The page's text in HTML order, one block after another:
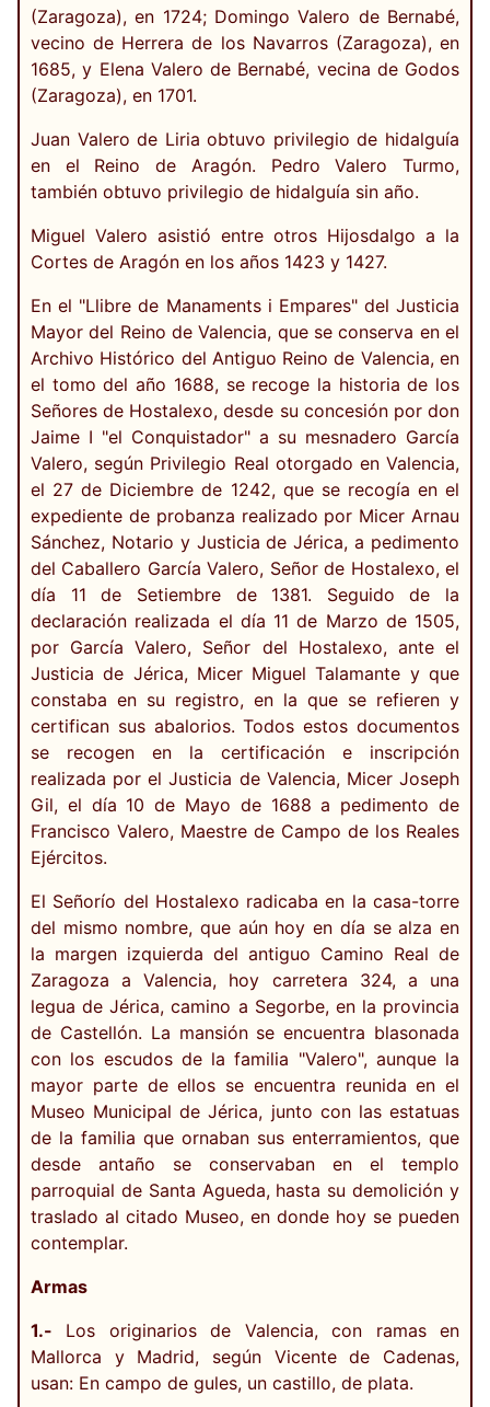
(Zaragoza), en 1724; Domingo Valero de Bernabé,
vecino de Herrera de los Navarros (Zaragoza), en
1685, y Elena Valero de Bernabé, vecina de Godos
(Zaragoza), en 1701.
Juan Valero de Liria obtuvo privilegio de hidalguía
en el Reino de Aragón. Pedro Valero Turmo,
también obtuvo privilegio de hidalguía sin año.
Miguel Valero asistió entre otros Hijosdalgo a la
Cortes de Aragón en los años 1423 y 1427.
En el "Llibre de Manaments i Empares" del Justicia
Mayor del Reino de Valencia, que se conserva en el
Archivo Histórico del Antiguo Reino de Valencia, en
el tomo del año 1688, se recoge la historia de los
Señores de Hostalexo, desde su concesión por don
Jaime I "el Conquistador" a su mesnadero García
Valero, según Privilegio Real otorgado en Valencia,
el 27 de Diciembre de 1242, que se recogía en el
expediente de probanza realizado por Micer Arnau
Sánchez, Notario y Justicia de Jérica, a pedimento
del Caballero García Valero, Señor de Hostalexo, el
día 11 de Setiembre de 1381. Seguido de la
declaración realizada el día 11 de Marzo de 1505,
por García Valero, Señor del Hostalexo, ante el
Justicia de Jérica, Micer Miguel Talamante y que
constaba en su registro, en la que se refieren y
certifican sus abalorios. Todos estos documentos
se recogen en la certificación e inscripción
realizada por el Justicia de Valencia, Micer Joseph
Gil, el día 10 de Mayo de 1688 a pedimento de
Francisco Valero, Maestre de Campo de los Reales
Ejércitos.
El Señorío del Hostalexo radicaba en la casa-torre
del mismo nombre, que aún hoy en día se alza en
la margen izquierda del antiguo Camino Real de
Zaragoza a Valencia, hoy carretera 324, a una
legua de Jérica, camino a Segorbe, en la provincia
de Castellón. La mansión se encuentra blasonada
con los escudos de la familia "Valero", aunque la
mayor parte de ellos se encuentra reunida en el
Museo Municipal de Jérica, junto con las estatuas
de la familia que ornaban sus enterramientos, que
desde antaño se conservaban en el templo
parroquial de Santa Agueda, hasta su demolición y
traslado al citado Museo, en donde hoy se pueden
contemplar.
Armas
1.- Los originarios de Valencia, con ramas en
Mallorca y Madrid, según Vicente de Cadenas,
usan: En campo de gules, un castillo, de plata.